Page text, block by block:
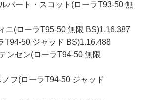
バート・スコット(ローラT93-50 無
ニ(ローラT95-50 無限 BS)1.16.387
T94-50 ジャッド BS)1.16.488
ンセン(ローラT94-50 無限
フ(ローラT94-50 ジャッド